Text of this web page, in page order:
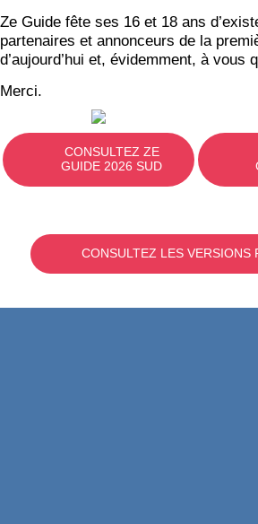
Ze Guide fête ses 16 et 18 ans
partenaires et annonceurs de la
d’aujourd’hui et, évidemment, à vous
Merci.
CONSULTEZ ZE
GUIDE 2026 SUD
CONSULTEZ LES VERSIONS